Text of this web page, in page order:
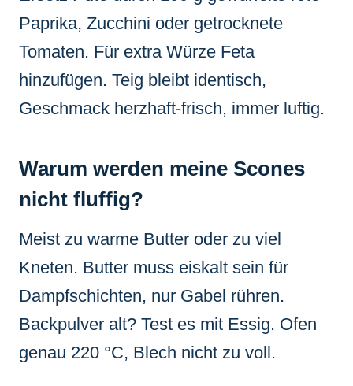
Paprika, Zucchini oder getrocknete
Tomaten. Für extra Würze Feta
hinzufügen. Teig bleibt identisch,
Geschmack herzhaft-frisch, immer luftig.
Warum werden meine Scones
nicht fluffig?
Meist zu warme Butter oder zu viel
Kneten. Butter muss eiskalt sein für
Dampfschichten, nur Gabel rühren.
Backpulver alt? Test es mit Essig. Ofen
genau 220 °C, Blech nicht zu voll.